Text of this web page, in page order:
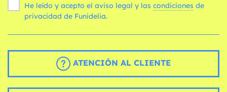
He leído y acepto el aviso legal y las condiciones
privacidad de Funidelia.
ATENCIÓN AL CLIENTE